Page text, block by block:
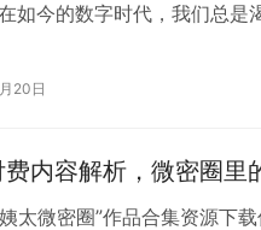
如今的数字时代，我们总是
目中的宠物明星。如果你是
家伙，那么你一定不愿错过
20日
内容解析，微密圈里
太微密圈”作品合集资源下